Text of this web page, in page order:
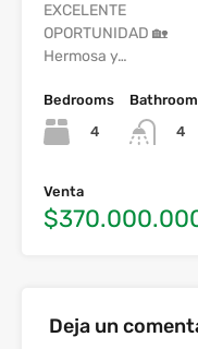
EXCELENTE
OPORTUNIDAD 🏡
Hermosa y…
Bedrooms
4
4
Venta
Deja un